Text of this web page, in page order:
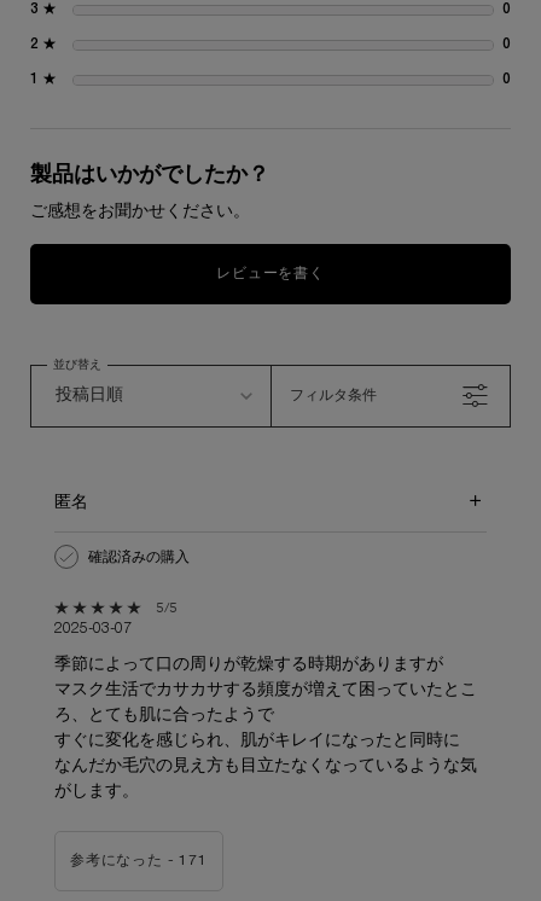
3 ★ 0
2 ★ 0
1 ★ 0
製品はいかがでしたか？
ご感想をお聞かせください。
レビューを書く
並び替え
フィルタ条件
匿名
確認済みの購入
5星中5。 5/5
2025-03-07
季節によって口の周りが乾燥する時期がありますが
マスク生活でカサカサする頻度が増えて困っていたとこ
ろ、とても肌に合ったようで
すぐに変化を感じられ、肌がキレイになったと同時に
なんだか毛穴の見え方も目立たなくなっているような気
がします。
参考になった -171